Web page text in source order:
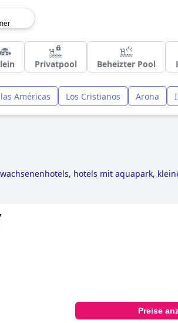
Privatpool Beheizter Pool
Américas Los Cristianos Arona
, hotels mit aquapark,
Preise